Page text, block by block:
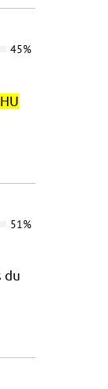
45%
51%
du